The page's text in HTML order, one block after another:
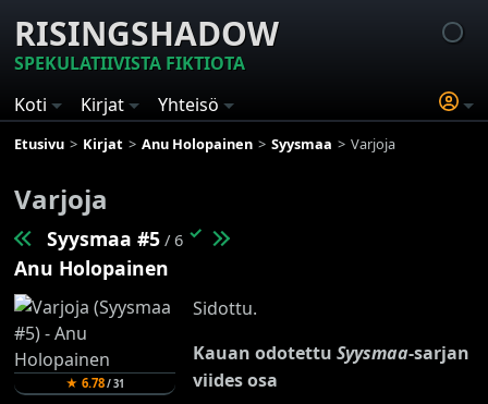
RISINGSHADOW
SPEKULATIIVISTA FIKTIOTA
Koti
Kirjat Yhteisö
Etusivu Kirjat Anu Holopainen Syysmaa Varjoja
Varjoja
Syysmaa #5 / 6 ✓
Anu Holopainen
★6.78/31
Sidottu.
Kauan odotettu Syysmaa-sarjan
viides osa